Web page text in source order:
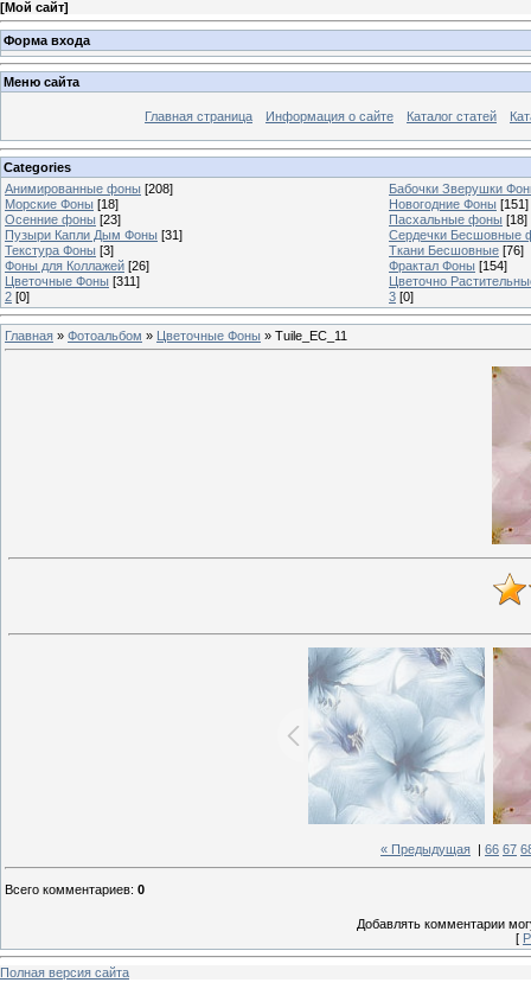
[Мой сайт]
Форма входа
Меню сайта
Главная страница Информация о сайте Каталог статей
Categories
Анимированные фоны [208]
Бабочки Зверушки
Морские Фоны [18] Новогодние Фоны [151]
Осенние фоны [23] Пасхальные фоны [18]
Пузыри Капли Дым Фоны [31]
Сердечки Бесшовные
Текстура Фоны [3] Ткани Бесшовные [76]
Фоны для Коллажей [26] Фрактал Фоны [154]
Цветочные Фоны [311]
Цветочно
2 [0] 3 [0]
Главная » Фотоальбом » Цветочные Фоны » Tuile_EC_11
« Предыдущая 66 67
Всего комментариев: 0
Добавлять комментарии
[
Полная версия сайта